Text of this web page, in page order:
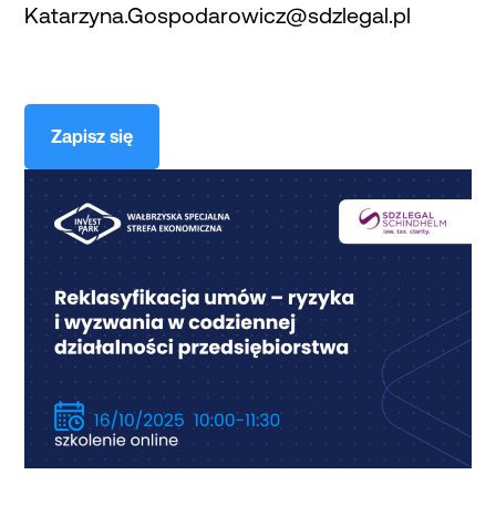
Katarzyna.Gospodarowicz@sdzlegal.pl
Zapisz się